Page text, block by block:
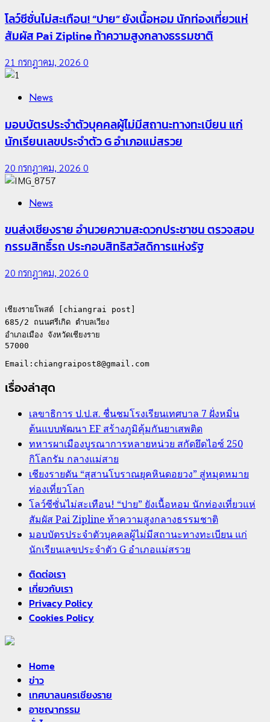
โลว์ซีซั่นไม่สะเทือน! “ปาย” ยังเนื้อหอม นักท่องเที่ยวแห่
สัมผัส Pai Zipline ท้าความสูงกลางธรรมชาติ
21 กรกฎาคม, 2026 0
News
มอบบัตรประจำตัวบุคคลผู้ไม่มีสถานะทางทะเบียน แก่
นักเรียนเลขประจำตัว G อำเภอแม่สรวย
20 กรกฎาคม, 2026 0
News
ขนส่งเชียงราย อำนวยความสะดวกประชาชน ตรวจสอบ
กรรมสิทธิ์รถ ประกอบสิทธิสวัสดิการแห่งรัฐ
20 กรกฎาคม, 2026 0
เชียงรายโพสต์ [chiangrai post]
685/2 ถนนศรีเกิด ตำบลเวียง
อำเภอเมือง จังหวัดเชียงราย
57000
เรื่องล่าสุด
เลขาธิการ ป.ป.ส. ชื่นชมโรงเรียนเทศบาล 7 ฝั่งหมิ่น
ต้นแบบพัฒนา EF สร้างภูมิคุ้มกันยาเสพติด
ทหารผาเมืองบูรณาการหลายหน่วย สกัดยึดไอซ์ 250
กิโลกรัม กลางแม่สาย
เชียงรายดัน “สุสานโบราณยุคหินดอยวง” สู่หมุดหมาย
ท่องเที่ยวโลก
โลว์ซีซั่นไม่สะเทือน! “ปาย” ยังเนื้อหอม นักท่องเที่ยวแห่
สัมผัส Pai Zipline ท้าความสูงกลางธรรมชาติ
มอบบัตรประจำตัวบุคคลผู้ไม่มีสถานะทางทะเบียน แก่
นักเรียนเลขประจำตัว G อำเภอแม่สรวย
ติดต่อเรา
เกี่ยวกับเรา
Privacy Policy
Cookies Policy
Home
ข่าว
เทศบาลนครเชียงราย
อาชญากรรม